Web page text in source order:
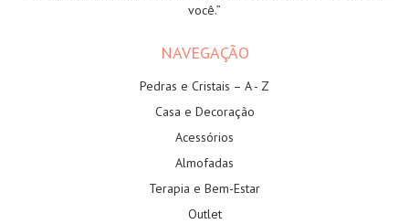
você.”
NAVEGAÇÃO
Pedras e Cristais – A - Z
Casa e Decoração
Acessórios
Almofadas
Terapia e Bem-Estar
Outlet